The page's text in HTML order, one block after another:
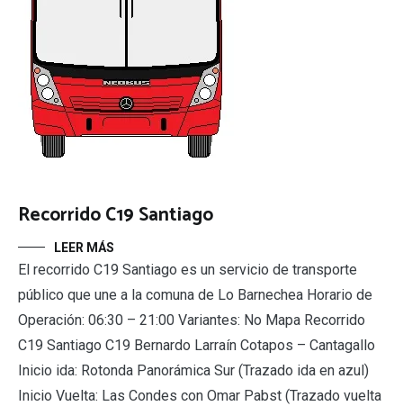
Recorrido C19 Santiago
LEER MÁS
El recorrido C19 Santiago es un servicio de transporte
público que une a la comuna de Lo Barnechea Horario de
Operación: 06:30 – 21:00 Variantes: No Mapa Recorrido
C19 Santiago C19 Bernardo Larraín Cotapos – Cantagallo
Inicio ida: Rotonda Panorámica Sur (Trazado ida en azul)
Inicio Vuelta: Las Condes con Omar Pabst (Trazado vuelta